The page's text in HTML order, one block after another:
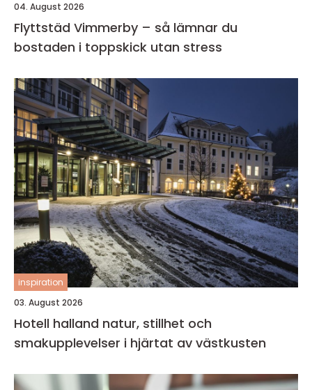
04. August 2026
Flyttstäd Vimmerby – så lämnar du
bostaden i toppskick utan stress
inspiration
03. August 2026
Hotell halland natur, stillhet och
smakupplevelser i hjärtat av västkusten